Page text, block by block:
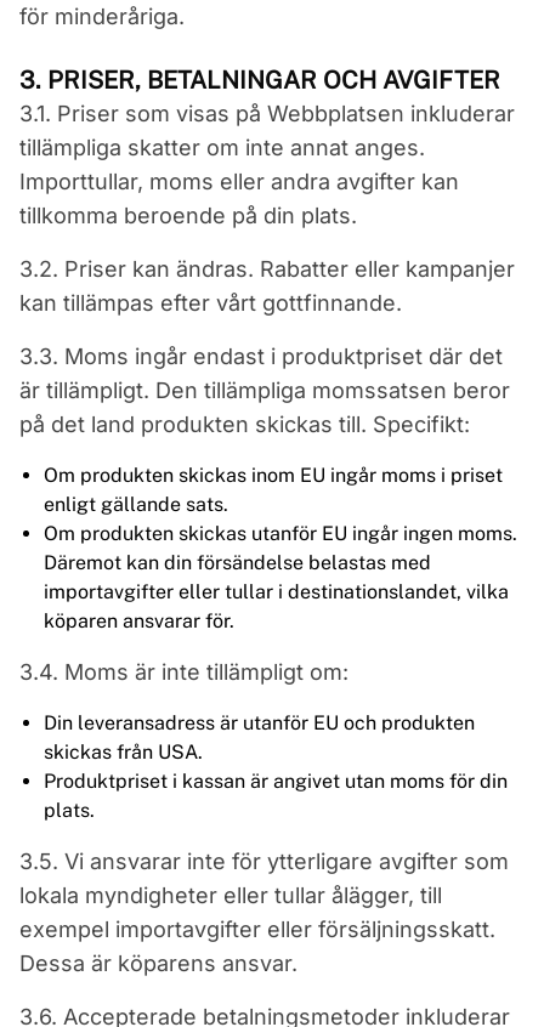
för minderåriga.
3. PRISER, BETALNINGAR OCH AVGIFTER
3.1. Priser som visas på Webbplatsen inkluderar
tillämpliga skatter om inte annat anges.
Importtullar, moms eller andra avgifter kan
tillkomma beroende på din plats.
3.2. Priser kan ändras. Rabatter eller kampanjer
kan tillämpas efter vårt gottfinnande.
3.3. Moms ingår endast i produktpriset där det
är tillämpligt. Den tillämpliga momssatsen beror
på det land produkten skickas till. Specifikt:
Om produkten skickas inom EU ingår moms i priset
enligt gällande sats.
Om produkten skickas utanför EU ingår ingen moms.
Däremot kan din försändelse belastas med
importavgifter eller tullar i destinationslandet, vilka
köparen ansvarar för.
3.4. Moms är inte tillämpligt om:
Din leveransadress är utanför EU och produkten
skickas från USA.
Produktpriset i kassan är angivet utan moms för din
plats.
3.5. Vi ansvarar inte för ytterligare avgifter som
lokala myndigheter eller tullar ålägger, till
exempel importavgifter eller försäljningsskatt.
Dessa är köparens ansvar.
3.6. Accepterade betalningsmetoder inkluderar